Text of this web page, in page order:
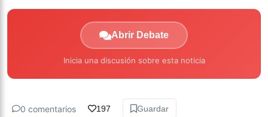
Abrir Debate
Inicia una discusión sobre esta noticia
0 comentarios 197 Guardar